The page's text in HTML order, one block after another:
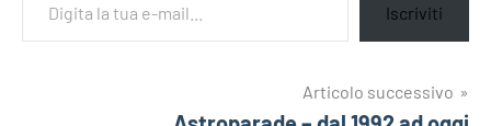
Iscriviti
Articolo successivo